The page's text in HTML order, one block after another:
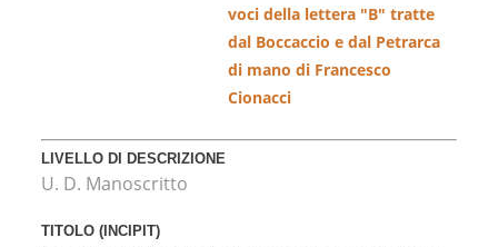
voci della lettera "B" tratte
dal Boccaccio e dal Petrarca
di mano di Francesco
Cionacci
LIVELLO DI DESCRIZIONE
U. D. Manoscritto
TITOLO (INCIPIT)